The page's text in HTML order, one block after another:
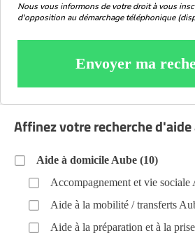
Nous vous informons de votre droit à vous
d'opposition au démarchage téléphonique
Envoyer ma
Affinez votre recherche
Aide à domicile Aube (10)
Accompagnement et vie sociale
Aide à la mobilité / transferts
Aide à la préparation et à la